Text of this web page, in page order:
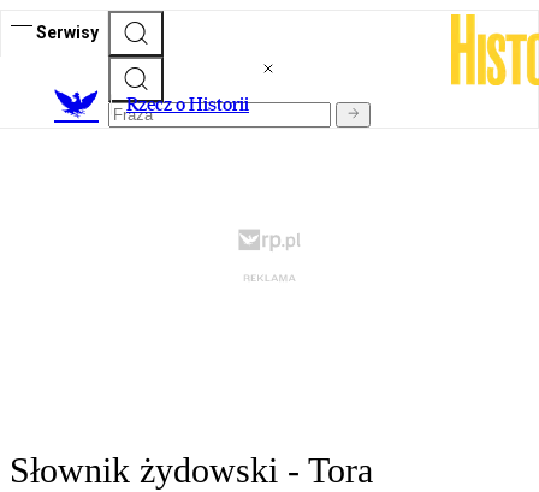
Serwisy
Rzecz o Historii
Słownik żydowski - Tora